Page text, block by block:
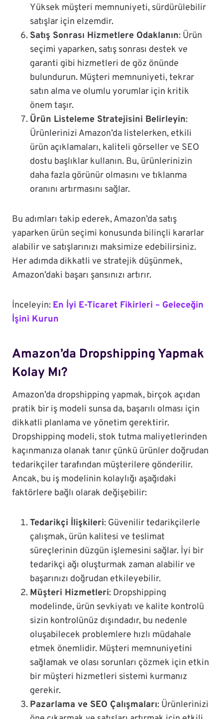
Yüksek müşteri memnuniyeti, sürdürülebilir
satışlar için elzemdir.
Satış Sonrası Hizmetlere Odaklanın: Ürün
seçimi yaparken, satış sonrası destek ve
garanti gibi hizmetleri de göz önünde
bulundurun. Müşteri memnuniyeti, tekrar
satın alma ve olumlu yorumlar için kritik
önem taşır.
Ürün Listeleme Stratejisini Belirleyin:
Ürünlerinizi Amazon’da listelerken, etkili
ürün açıklamaları, kaliteli görseller ve SEO
dostu başlıklar kullanın. Bu, ürünlerinizin
daha fazla görünür olmasını ve tıklanma
oranını artırmasını sağlar.
Bu adımları takip ederek, Amazon’da satış
yaparken ürün seçimi konusunda bilinçli kararlar
alabilir ve satışlarınızı maksimize edebilirsiniz.
Her adımda dikkatli ve stratejik düşünmek,
Amazon’daki başarı şansınızı artırır.
İnceleyin: En İyi E-Ticaret Fikirleri – Geleceğin
İşini Kurun
Amazon’da Dropshipping Yapmak
Kolay Mı?
Amazon’da dropshipping yapmak, birçok açıdan
pratik bir iş modeli sunsa da, başarılı olması için
dikkatli planlama ve yönetim gerektirir.
Dropshipping modeli, stok tutma maliyetlerinden
kaçınmanıza olanak tanır çünkü ürünler doğrudan
tedarikçiler tarafından müşterilere gönderilir.
Ancak, bu iş modelinin kolaylığı aşağıdaki
faktörlere bağlı olarak değişebilir:
Tedarikçi İlişkileri: Güvenilir tedarikçilerle
çalışmak, ürün kalitesi ve teslimat
süreçlerinin düzgün işlemesini sağlar. İyi bir
tedarikçi ağı oluşturmak zaman alabilir ve
başarınızı doğrudan etkileyebilir.
Müşteri Hizmetleri: Dropshipping
modelinde, ürün sevkiyatı ve kalite kontrolü
sizin kontrolünüz dışındadır, bu nedenle
oluşabilecek problemlere hızlı müdahale
etmek önemlidir. Müşteri memnuniyetini
sağlamak ve olası sorunları çözmek için etkin
bir müşteri hizmetleri sistemi kurmanız
gerekir.
Pazarlama ve SEO Çalışmaları: Ürünlerinizi